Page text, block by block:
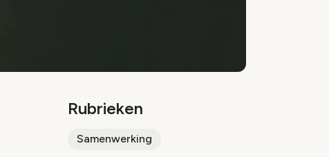
Rubrieken
Samenwerking